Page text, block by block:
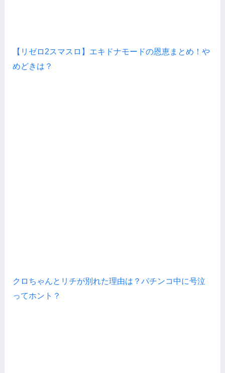
【リゼロ2スマスロ】エキドナモードの恩恵まとめ！や
めどきは？
クロちゃんとリチが別れた理由は？パチンコ中に号泣
ってホント？